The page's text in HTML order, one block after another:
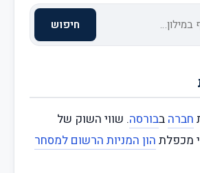
חיפוש
חברה בבורסה. שווי השוק של
מכפלת הון המניות הרשום למסחר